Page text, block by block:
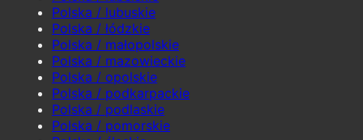
Polska / lubuskie
Polska / łódzkie
Polska / małopolskie
Polska / mazowieckie
Polska / opolskie
Polska / podkarpackie
Polska / podlaskie
Polska / pomorskie